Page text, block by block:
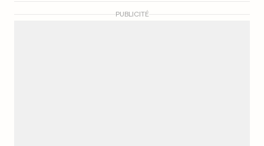
PUBLICITÉ